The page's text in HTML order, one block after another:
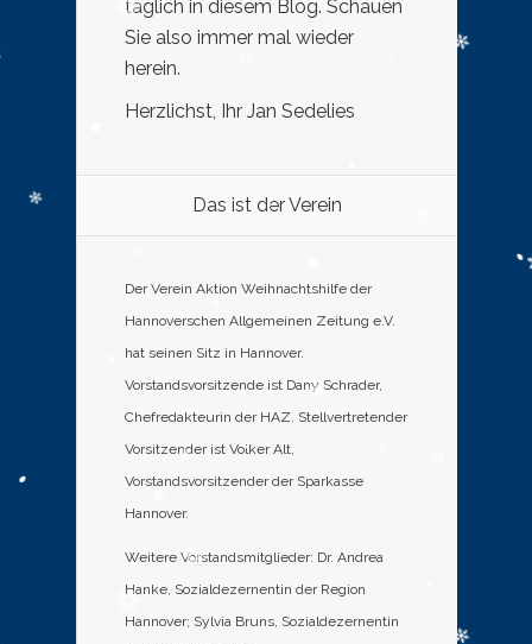
täglich in diesem Blog. Schauen
Sie also immer mal wieder
herein.
Herzlichst, Ihr Jan Sedelies
Das ist der Verein
Der Verein Aktion Weihnachtshilfe der
Hannoverschen Allgemeinen Zeitung e.V.
hat seinen Sitz in Hannover.
Vorstandsvorsitzende ist Dany Schrader,
Chefredakteurin der HAZ. Stellvertretender
Vorsitzender ist Volker Alt,
Vorstandsvorsitzender der Sparkasse
Hannover.
Weitere Vorstandsmitglieder: Dr. Andrea
Hanke, Sozialdezernentin der Region
Hannover; Sylvia Bruns, Sozialdezernentin